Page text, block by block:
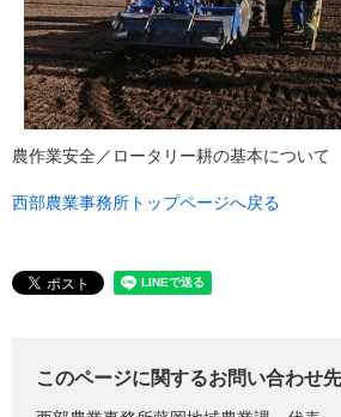
農作業安全／ロータリー耕の基本について
西部農業事務所トップページへ戻る
このページに関するお問い合わせ先